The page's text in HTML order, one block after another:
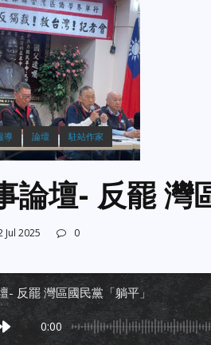
導 論壇 駐站作家
論壇- 反罷 灣
Jul 2025 0
壇- 反罷 灣區國民黨「躺平」
0:00